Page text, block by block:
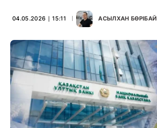
04.05.2026 ∣ 15:11 АСЫЛХАН БӨРІБАЙ